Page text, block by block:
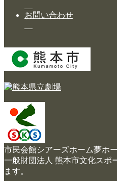
お問い合わせ
市民会館シアーズホーム夢ホ
一般財団法人 熊本市文化スポ
ます。